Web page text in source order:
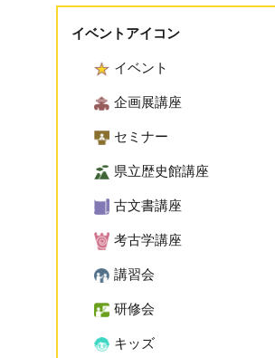
イベントアイコン
イベント
企画展講座
セミナー
県立歴史館講座
古文書講座
考古学講座
講習会
研修会
キッズ